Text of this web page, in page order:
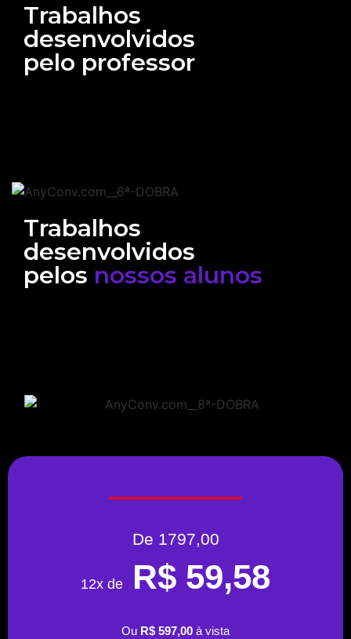
Trabalhos
desenvolvidos
pelo professor
Trabalhos
desenvolvidos
pelos nossos alunos
De 1797,00
12x de R$ 59,58
Ou R$ 597,00 à vista